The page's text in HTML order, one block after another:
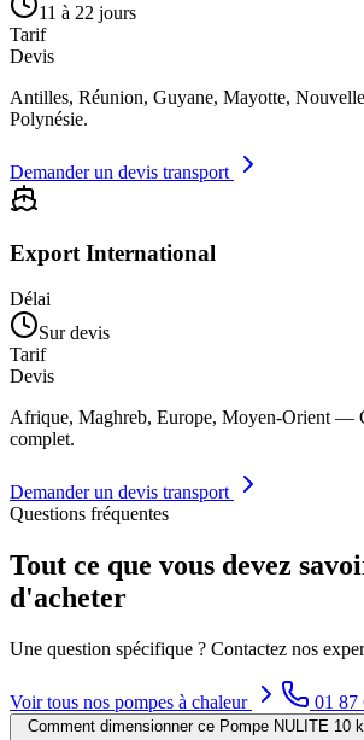
11 à 22 jours
Tarif
Devis
Antilles, Réunion, Guyane, Mayotte,
Polynésie.
Demander un devis transport
Export International
Délai
Sur devis
Tarif
Devis
Afrique, Maghreb, Europe, Moyen-Orient —
complet.
Demander un devis transport
Questions fréquentes
Tout ce que vous devez
d'acheter
Une question spécifique ? Contactez nos
Voir tous nos pompes à chaleur 01 87
Comment dimensionner ce Pompe NULITE 10